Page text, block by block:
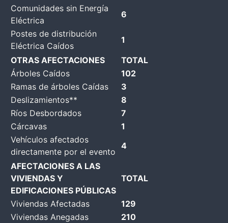
Comunidades sin Energía
Eléctrica
6
Postes de distribución
Eléctrica Caídos
1
OTRAS AFECTACIONES
TOTAL
Árboles Caídos
102
Ramas de árboles Caídas
3
Deslizamientos**
8
Ríos Desbordados
7
Cárcavas
1
Vehículos afectados
directamente por el evento
4
AFECTACIONES A LAS
VIVIENDAS Y
EDIFICACIONES PÚBLICAS
TOTAL
Viviendas Afectadas
129
Viviendas Anegadas
210